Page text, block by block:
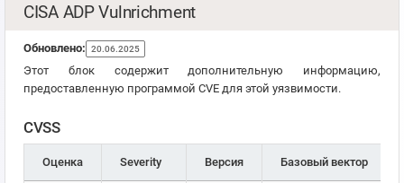
CISA ADP Vulnrichment
Обновлено: 20.06.2025
Этот блок содержит дополнительную информацию,
предоставленную программой CVE для этой уязвимости.
CVSS
Оценка Severity Версия Базовый вектор